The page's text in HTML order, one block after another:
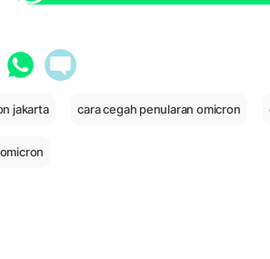
jakarta cara cegah penularan omicron